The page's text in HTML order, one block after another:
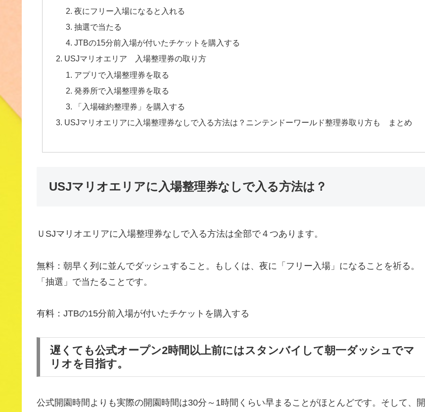
夜にフリー入場になると入れる
抽選で当たる
JTBの15分前入場が付いたチケットを購入する
USJマリオエリア 入場整理券の取り方
アプリで入場整理券を取る
発券所で入場整理券を取る
「入場確約整理券」を購入する
USJマリオエリアに入場整理券なしで入る方法は？ニンテンドーワールド整理券取り方も まとめ
USJマリオエリアに入場整理券なしで入る方法は？
ＵSJマリオエリアに入場整理券なしで入る方法は全部で４つあります。
無料：朝早く列に並んでダッシュすること。もしくは、夜に「フリー入場」になることを祈る。
「抽選」で当たることです。
有料：JTBの15分前入場が付いたチケットを購入する
遅くても公式オープン2時間以上前にはスタンバイして朝一ダッシュでマ
リオを目指す。
公式開園時間よりも実際の開園時間は30分～1時間くらい早まることがほとんどです。そして、開